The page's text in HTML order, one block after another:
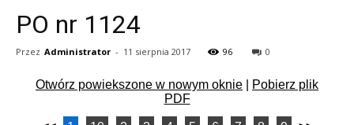
PO nr 1124
Przez Administrator - 11 sierpnia 2017 96 0